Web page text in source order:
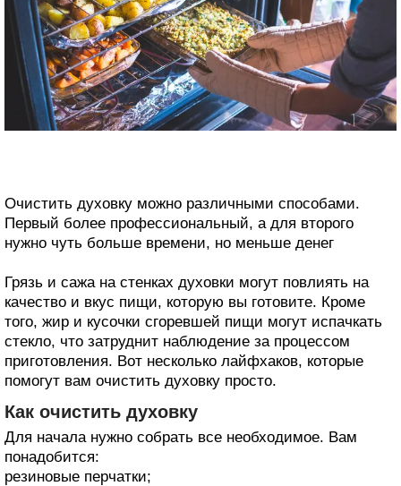
Очистить духовку можно различными способами.
Первый более профессиональный, а для второго
нужно чуть больше времени, но меньше денег
Грязь и сажа на стенках духовки могут повлиять на
качество и вкус пищи, которую вы готовите. Кроме
того, жир и кусочки сгоревшей пищи могут испачкать
стекло, что затруднит наблюдение за процессом
приготовления. Вот несколько лайфхаков, которые
помогут вам очистить духовку просто.
Как очистить духовку
Для начала нужно собрать все необходимое. Вам
понадобится:
резиновые перчатки;